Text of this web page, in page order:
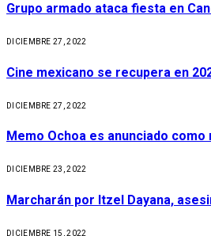
Grupo armado ataca fiesta en
DICIEMBRE 27, 2022
Cine mexicano se recupera en
DICIEMBRE 27, 2022
Memo Ochoa es anunciado
DICIEMBRE 23, 2022
Marcharán por Itzel Dayana,
DICIEMBRE 15, 2022